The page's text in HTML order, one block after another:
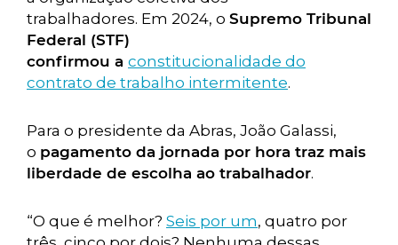
trabalhadores. Em 2024, o Supremo Tribunal
Federal (STF)
confirmou a constitucionalidade do
contrato de trabalho intermitente.
Para o presidente da Abras, João Galassi,
o pagamento da jornada por hora traz mais
liberdade de escolha ao trabalhador.
“O que é melhor? Seis por um, quatro por